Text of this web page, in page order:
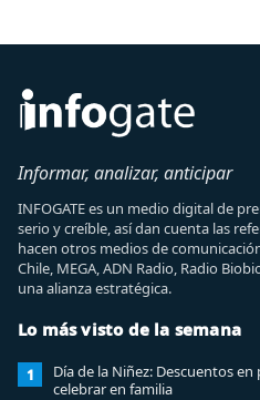
Informar, analizar, anticipar
INFOGATE es un medio digital de
serio y creíble, así dan cuenta las
hacen otros medios de
Chile, MEGA, ADN Radio, Radio
una alianza estratégica.
Lo más visto de la semana
1
Día de la Niñez: Descuentos
celebrar en familia